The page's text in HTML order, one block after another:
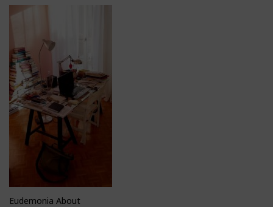
Eudemonia About